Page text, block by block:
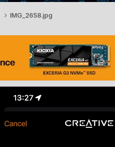
IMG_2658.jpg